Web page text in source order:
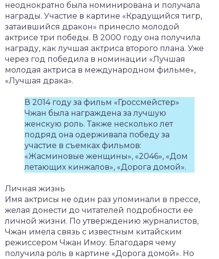
неоднократно была номинирована и получала
награды. Участие в картине «Крадущийся тигр,
затаившийся дракон» принесло молодой
актрисе три победы. В 2000 году она получила
награду, как лучшая актриса второго плана. Уже
через год победила в номинации «Лучшая
молодая актриса в международном фильме»,
«Лучшая драка».
В 2014 году за фильм «Гроссмейстер»
Чжан была награждена за лучшую
женскую роль. Также несколько лет
подряд она одерживала победу за
участие в съемках фильмов:
«Жасминовые женщины», «2046», «Дом
летающих кинжалов», «Дорога домой».
Личная жизнь
Имя актрисы не один раз упоминали в прессе,
желая донести до читателей подробности ее
личной жизни. По утверждению журналистов,
Чжан имела связь с известным китайским
режиссером Чжан Имоу. Благодаря чему
получила роль в картине «Дорога домой». Но